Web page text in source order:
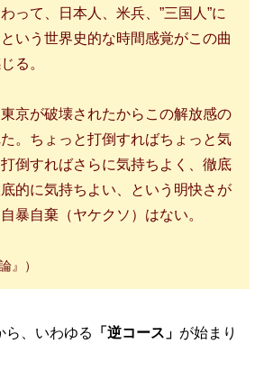
って、日本人、米兵、”三国人”に
いう世界史的な時間感覚がこの曲
る。
京が破壊されたからこの解放感の
。ちょっと打倒すればちょっと気
倒すればさらに気持ちよく、徹底
的に気持ちよい、という明快さが
暴自棄（ヤケクソ）はない。
』）
ら、いわゆる 「逆コース」 が始まり